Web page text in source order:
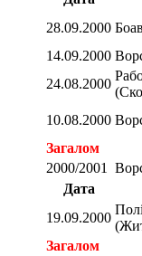
28.09.2000
14.09.2000
24.08.2000
10.08.2000
Загалом
2000/2001
Дата
19.09.2000
Загалом